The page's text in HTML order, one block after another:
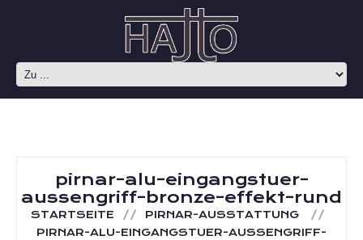
pirnar-alu-eingangstuer-
aussengriff-bronze-effekt-rund
STARTSEITE
PIRNAR-AUSSTATTUNG
PIRNAR-ALU-EINGANGSTUER-AUSSENGRIFF-